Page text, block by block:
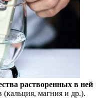
растворенных в ней
магния и др.).